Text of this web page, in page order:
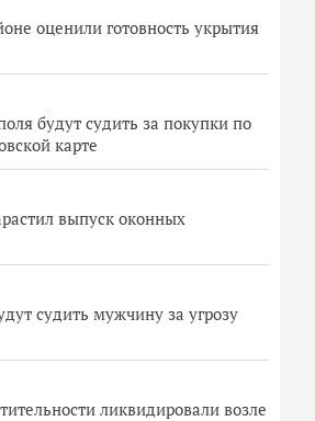
оценили готовность укрытия
будут судить за покупки по
карте
выпуск оконных
судить мужчину за угрозу
ликвидировали возле